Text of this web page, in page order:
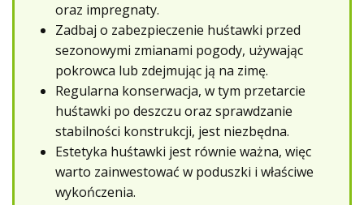
oraz impregnaty.
Zadbaj o zabezpieczenie huśtawki przed
sezonowymi zmianami pogody, używając
pokrowca lub zdejmując ją na zimę.
Regularna konserwacja, w tym przetarcie
huśtawki po deszczu oraz sprawdzanie
stabilności konstrukcji, jest niezbędna.
Estetyka huśtawki jest równie ważna, więc
warto zainwestować w poduszki i właściwe
wykończenia.